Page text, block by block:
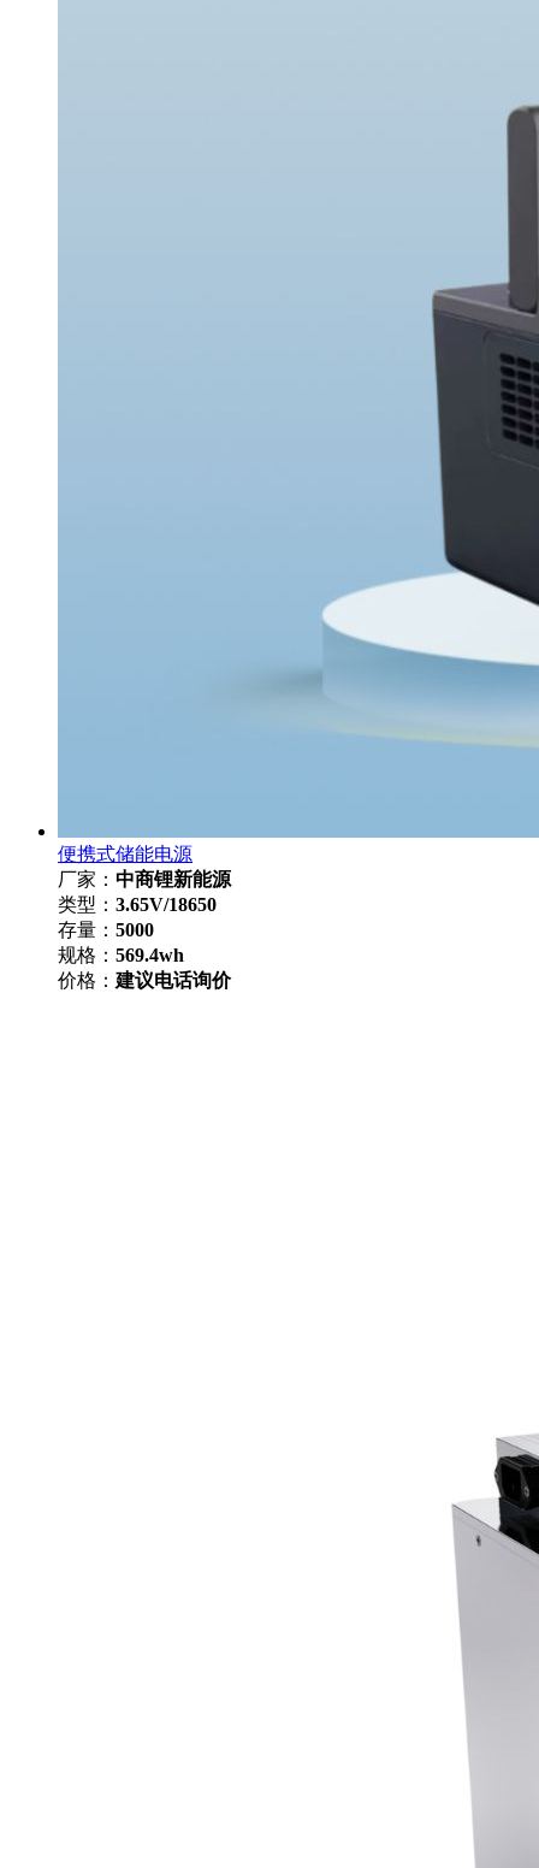
便携式储能电源
厂家： 中商锂新能源
类型： 3.65V/18650
存量： 5000
规格： 569.4wh
价格： 建议电话询价